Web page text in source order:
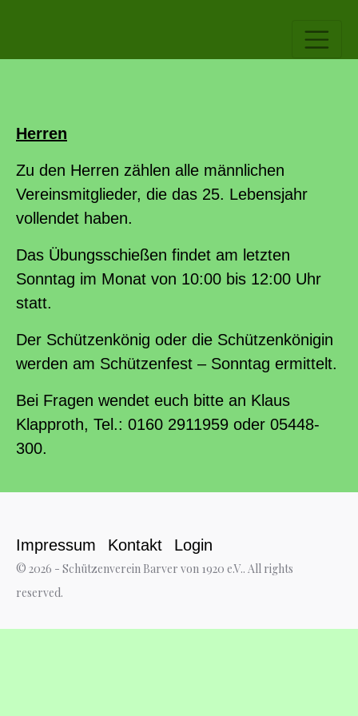
Herren
Zu den Herren zählen alle männlichen
Vereinsmitglieder, die das 25. Lebensjahr
vollendet haben.
Das Übungsschießen findet am letzten
Sonntag im Monat von 10:00 bis 12:00 Uhr
statt.
Der Schützenkönig oder die Schützenkönigin
werden am Schützenfest – Sonntag ermittelt.
Bei Fragen wendet euch bitte an Klaus
Klapproth, Tel.: 0160 2911959 oder 05448-
300.
Impressum Kontakt Login
© 2026 - Schützenverein Barver von 1920 e.V.. All rights
reserved.